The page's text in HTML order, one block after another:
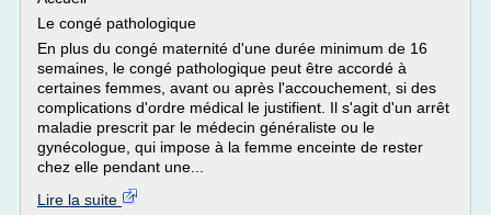
Le congé pathologique
En plus du congé maternité d'une durée minimum de 16
semaines, le congé pathologique peut être accordé à
certaines femmes, avant ou après l'accouchement, si des
complications d'ordre médical le justifient. Il s'agit d'un arrêt
maladie prescrit par le médecin généraliste ou le
gynécologue, qui impose à la femme enceinte de rester
chez elle pendant une...
Lire la suite